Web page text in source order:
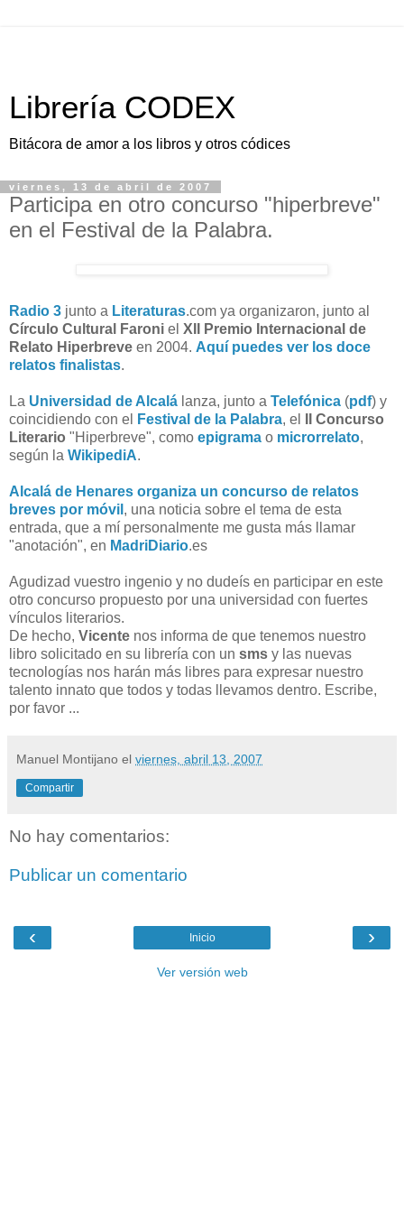
Librería CODEX
Bitácora de amor a los libros y otros códices
viernes, 13 de abril de 2007
Participa en otro concurso "hiperbreve"
en el Festival de la Palabra.
Radio 3 junto a Literaturas.com ya organizaron, junto al
Círculo Cultural Faroni el XII Premio Internacional de
Relato Hiperbreve en 2004. Aquí puedes ver los doce
relatos finalistas.
La Universidad de Alcalá lanza, junto a Telefónica (pdf) y
coincidiendo con el
Festival de la Palabra, el
II Concurso
Literario "Hiperbreve", como epigrama o microrrelato,
según la WikipediA.
Alcalá de Henares organiza un concurso de relatos
breves por móvil , una noticia sobre el tema de esta
entrada, que a mí personalmente me gusta más llamar
"anotación", en MadriDiario.es
Agudizad vuestro ingenio y no dudeís en participar en este
otro concurso propuesto por una universidad con fuertes
vínculos literarios.
De hecho, Vicente nos informa de que tenemos nuestro
libro solicitado en su librería con un sms y las nuevas
tecnologías nos harán más libres para expresar nuestro
talento innato que todos y todas llevamos dentro. Escribe,
por favor ...
Manuel Montijano el viernes, abril 13, 2007
Compartir
No hay comentarios:
Publicar un comentario
‹ ›
Inicio
Ver versión web